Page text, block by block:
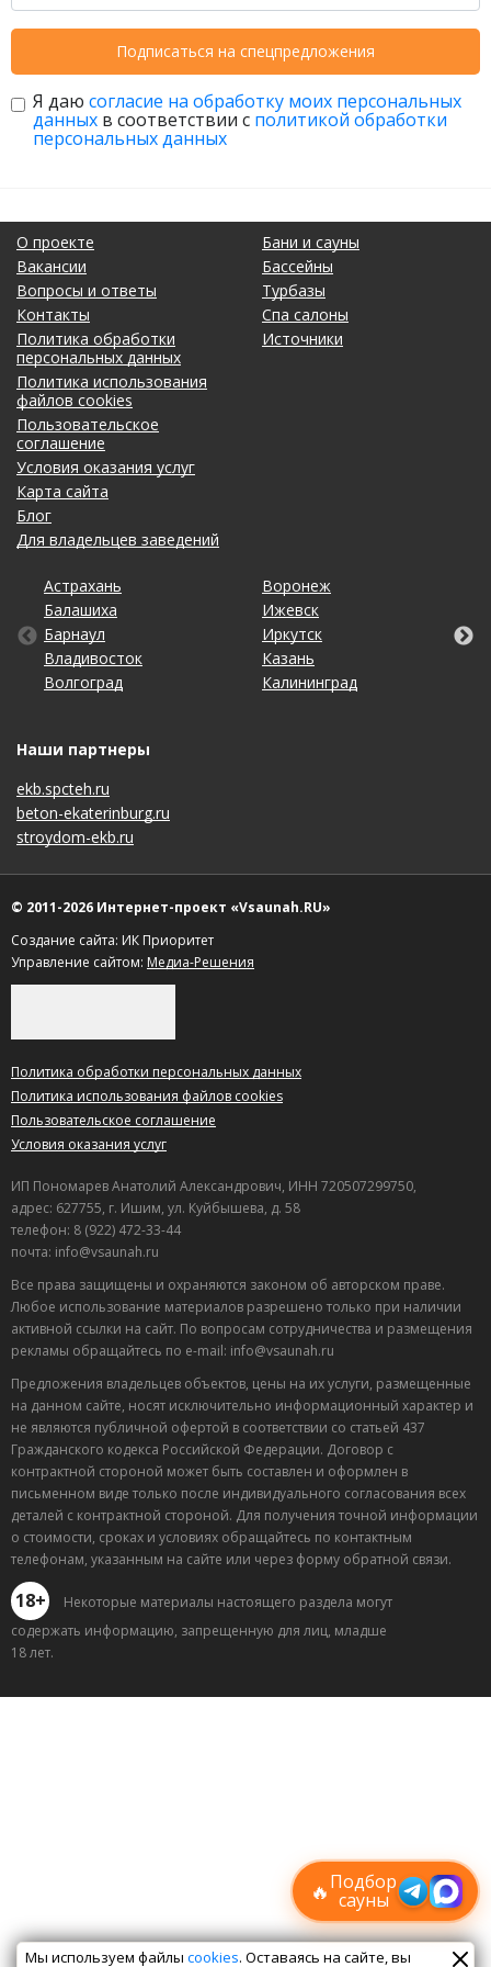
Подписаться на спецпредложения
Я даю согласие на обработку моих персональных
данных в соответствии с политикой обработки
персональных данных
О проекте
Вакансии
Вопросы и ответы
Контакты
Политика обработки
персональных данных
Политика использования
файлов cookies
Пользовательское
соглашение
Условия оказания услуг
Карта сайта
Блог
Для владельцев заведений
Бани и сауны
Бассейны
Турбазы
Спа салоны
Источники
Астрахань
Балашиха
Барнаул
Владивосток
Волгоград
Воронеж
Ижевск
Иркутск
Казань
Калининград
Кемерово
Киров
Краснодар
Красноярск
Липецк
Махачкала
Москва
Набережные Челны
Нижний Новгород
Новосибирск
Омск
Оренбург
Пенза
Пермь
Ростов-на-Дону
Рязань
Самара
Санкт-Петербург
Саратов
Ставрополь
Тольятти
Томск
Тула
Тюмень
Ульяновск
Уфа
Хабаровск
Чебоксары
Челябинск
Ярославль
Наши партнеры
ekb.spcteh.ru
beton-ekaterinburg.ru
stroydom-ekb.ru
© 2011-2026 Интернет-проект «Vsaunah.RU»
Создание сайта: ИК Приоритет
Управление сайтом: Медиа-Решения
Политика обработки персональных данных
Политика использования файлов cookies
Пользовательское соглашение
Условия оказания услуг
ИП Пономарев Анатолий Александрович, ИНН 720507299750,
адрес: 627755, г. Ишим, ул. Куйбышева, д. 58
телефон: 8 (922) 472-33-44
почта: info@vsaunah.ru
Все права защищены и охраняются законом об авторском праве.
Любое использование материалов разрешено только при наличии
активной ссылки на сайт. По вопросам сотрудничества и размещения
рекламы обращайтесь по e-mail: info@vsaunah.ru
Предложения владельцев объектов, цены на их услуги, размещенные
на данном сайте, носят исключительно информационный характер и
не являются публичной офертой в соответствии со статьей 437
Гражданского кодекса Российской Федерации. Договор с
контрактной стороной может быть составлен и оформлен в
письменном виде только после индивидуального согласования всех
деталей с контрактной стороной. Для получения точной информации
о стоимости, сроках и условиях обращайтесь по контактным
телефонам, указанным на сайте или через форму обратной связи.
18+
Некоторые материалы настоящего раздела могут
содержать информацию, запрещенную для лиц, младше
18 лет.
🔥Подбор
сауны
Подписывайтесь в Telegram или MAX —
пришлём свежие скидки
Мы используем файлы cookies. Оставаясь на сайте, вы